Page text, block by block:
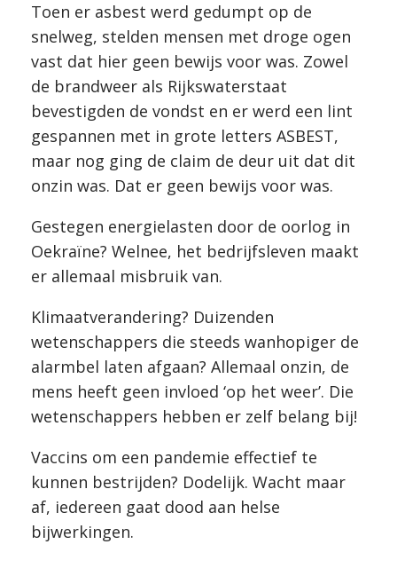
Toen er asbest werd gedumpt op de
snelweg, stelden mensen met droge ogen
vast dat hier geen bewijs voor was. Zowel
de brandweer als Rijkswaterstaat
bevestigden de vondst en er werd een lint
gespannen met in grote letters ASBEST,
maar nog ging de claim de deur uit dat dit
onzin was. Dat er geen bewijs voor was.
Gestegen energielasten door de oorlog in
Oekraïne? Welnee, het bedrijfsleven maakt
er allemaal misbruik van.
Klimaatverandering? Duizenden
wetenschappers die steeds wanhopiger de
alarmbel laten afgaan? Allemaal onzin, de
mens heeft geen invloed ‘op het weer’. Die
wetenschappers hebben er zelf belang bij!
Vaccins om een pandemie effectief te
kunnen bestrijden? Dodelijk. Wacht maar
af, iedereen gaat dood aan helse
bijwerkingen.